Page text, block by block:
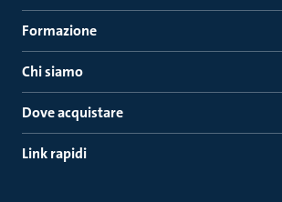
Formazione
Chi siamo
Dove acquistare
Link rapidi